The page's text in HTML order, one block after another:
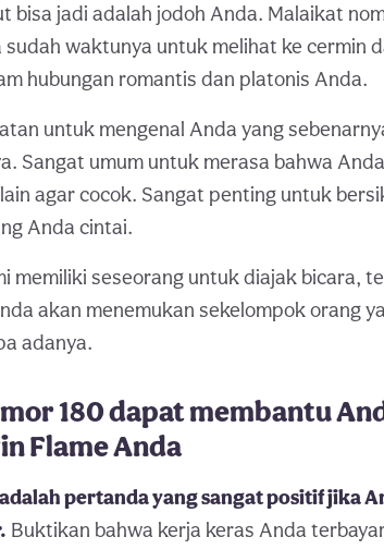
bisa jadi adalah jodoh Anda. Malaikat
waktunya untuk melihat ke cermin
hubungan romantis dan platonis Anda.
untuk mengenal Anda yang
Sangat umum untuk merasa bahwa
agar cocok. Sangat penting untuk
Anda cintai.
memiliki seseorang untuk diajak bicara,
akan menemukan sekelompok orang
adanya.
180 dapat membantu
Flame Anda
pertanda yang sangat positif jika
Buktikan bahwa kerja keras Anda